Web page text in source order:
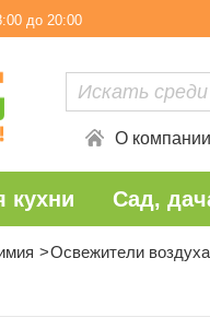
до 20:00
О компании
кухни Сад,
Освежители воздуха